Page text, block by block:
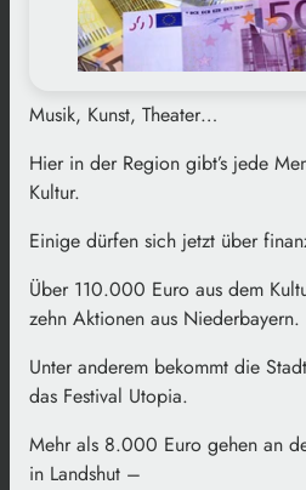
Musik, Kunst, Theater…
Hier in der Region gibt’s jede
Kultur.
Einige dürfen sich jetzt über
Über 110.000 Euro aus dem
zehn Aktionen aus Niederbayern.
Unter anderem bekommt die
das Festival Utopia.
Mehr als 8.000 Euro gehen an
in Landshut –